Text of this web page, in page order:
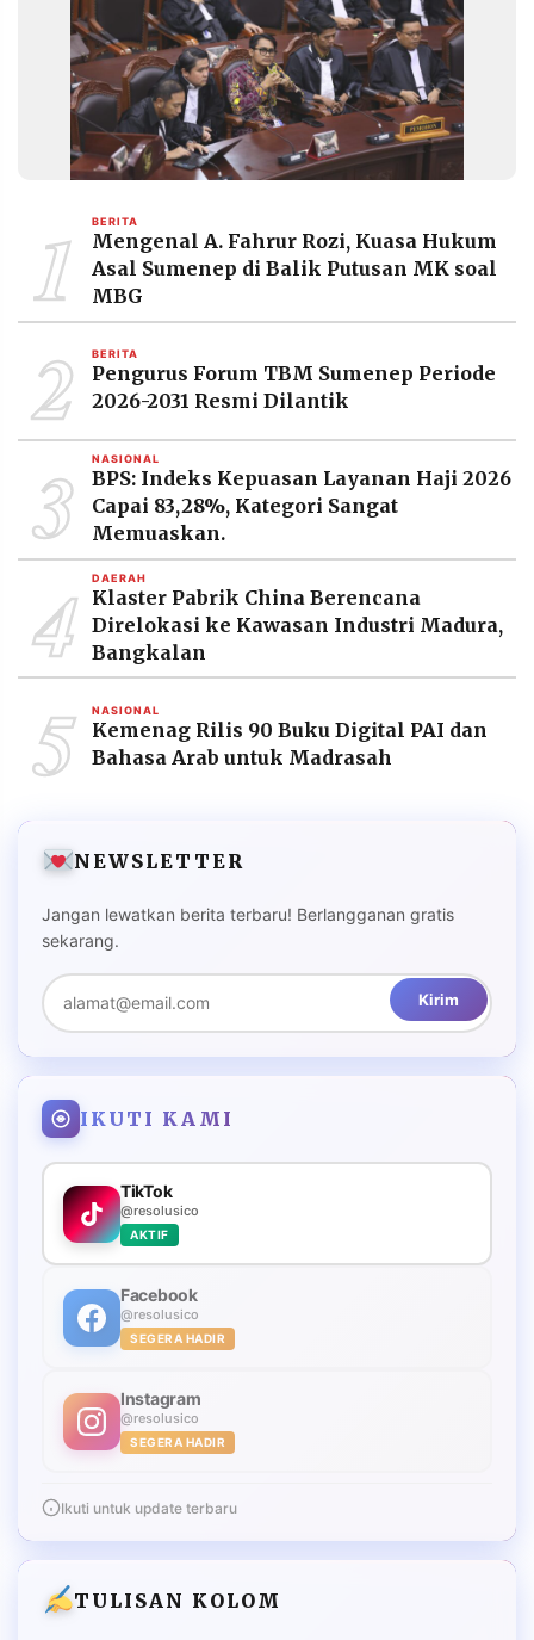
PRAMUDITA
2026
PT.
MEDIA
PRAMUDITA
1 BERITA
Mengenal A. Fahrur Rozi, Kuasa Hukum
Asal Sumenep di Balik Putusan MK soal
MBG
2 BERITA
Pengurus Forum TBM Sumenep Periode
2026-2031 Resmi Dilantik
3 NASIONAL
BPS: Indeks Kepuasan Layanan Haji 2026
Capai 83,28%, Kategori Sangat
Memuaskan.
4 DAERAH
Klaster Pabrik China Berencana
Direlokasi ke Kawasan Industri Madura,
Bangkalan
5 NASIONAL
Kemenag Rilis 90 Buku Digital PAI dan
Bahasa Arab untuk Madrasah
NEWSLETTER
Jangan lewatkan berita terbaru! Berlangganan gratis
sekarang.
Kirim
IKUTI KAMI
TikTok
@resolusico
AKTIF
Facebook
@resolusico
SEGERA HADIR
Instagram
@resolusico
SEGERA HADIR
Ikuti untuk update terbaru
TULISAN KOLOM